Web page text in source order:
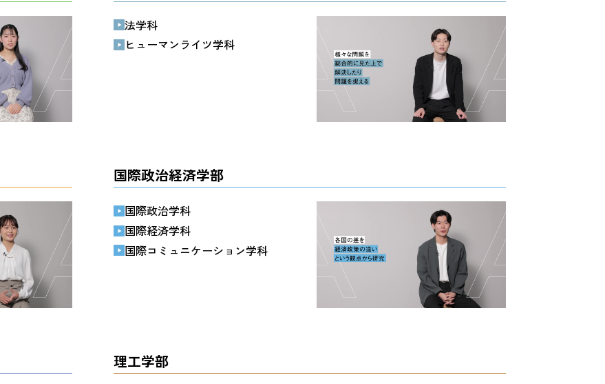
法学科
ヒューマンライツ学科
国際政治経済学部
国際政治学科
国際経済学科
国際コミュニケーション学科
理工学部